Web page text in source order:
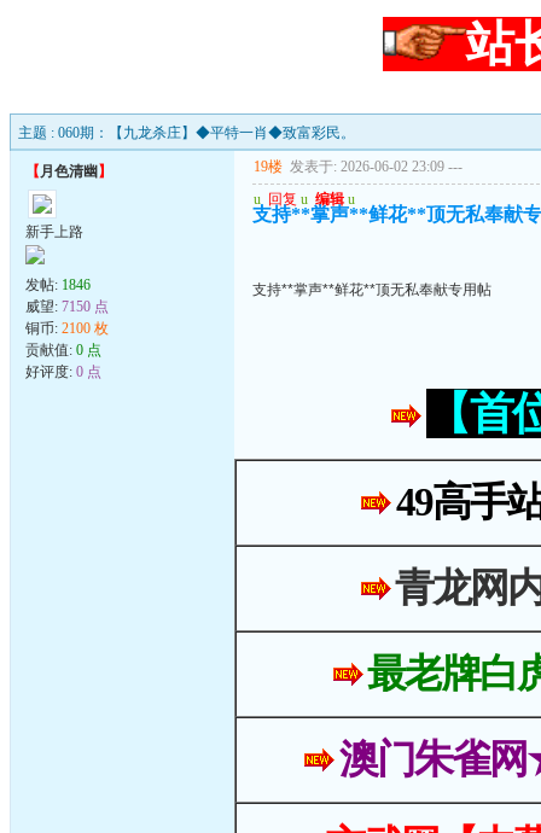
站
主题 : 060期：【九龙杀庄】◆平特一肖◆致富彩民。
【月色清幽 】
新手上路
发帖: 1846
威望: 7150 点
铜币: 2100 枚
贡献值: 0 点
好评度: 0 点
19楼 发表于: 2026-06-02 23:09 ---
u 回复 u 编辑 u
支持**掌声**鲜花**顶无私奉献
支持**掌声**鲜花**顶无私奉献专用帖
【
49高手
青龙网
最老牌白
澳门朱雀